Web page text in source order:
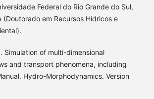
Federal do Rio Grande do Sul,
(Doutorado em Recursos Hídricos e
Simulation of multi-dimensional
and transport phenomena, including
Hydro-Morphodynamics. Version